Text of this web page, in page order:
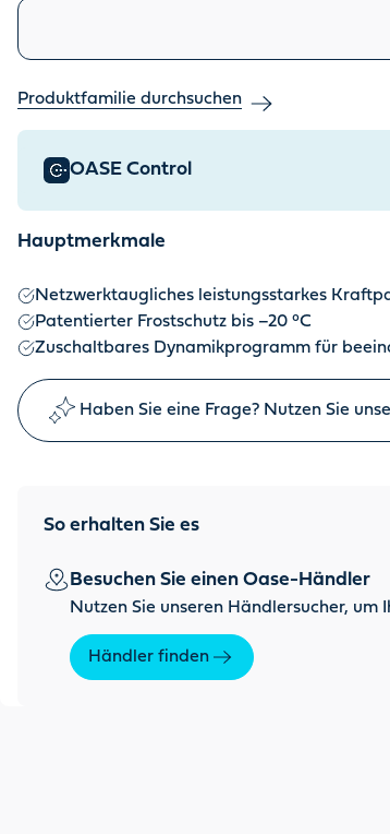
Ähnliche Produkte
Produktfamilie durchsuchen
OASE Control
Hauptmerkmale
Netzwerktaugliches leistungsstarkes
Patentierter Frostschutz bis –20 °C
Zuschaltbares Dynamikprogramm für
Haben Sie eine Frage? Nutzen Sie
So erhalten Sie es
Besuchen Sie einen Oase-Händler
Nutzen Sie unseren Händlersucher,
Händler finden